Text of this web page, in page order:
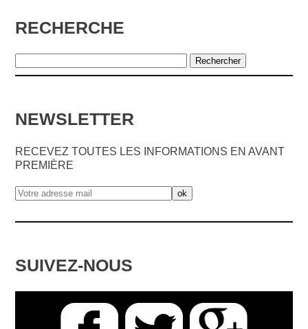
RECHERCHE
NEWSLETTER
RECEVEZ TOUTES LES INFORMATIONS EN AVANT
PREMIÈRE
SUIVEZ-NOUS